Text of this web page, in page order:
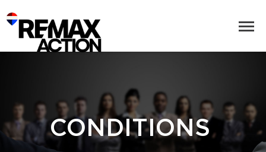
CONDITIONS